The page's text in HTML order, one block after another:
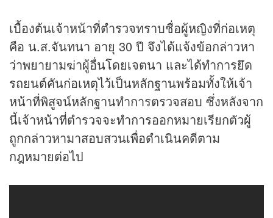
เบื้องต้นเจ้าหน้าที่ตำรวจทราบชื่อผู้หญิงที่ก่อเหตุ
คือ น.ส.จันทนา อายุ 30 ปี จึงได้แจ้งข้อกล่าวหา
ว่าพยายามฆ่าผู้อื่นโดยเจตนา และได้ทำการยึด
รถยนต์คันก่อเหตุไว้เป็นหลักฐานพร้อมทั้งให้เจ้า
หน้าที่พิสูจน์หลักฐานทำการตรวจสอบ ซึ่งหลังจาก
นี้เจ้าหน้าที่ตำรวจจะทำการออกหมายเรียกตัวผู้
ถูกกล่าวหามาสอบสวนเพื่อดำเนินคดีตาม
กฎหมายต่อไป